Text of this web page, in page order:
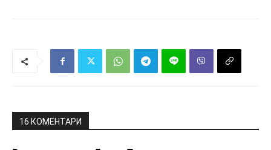
16 КОМЕНТАРИ